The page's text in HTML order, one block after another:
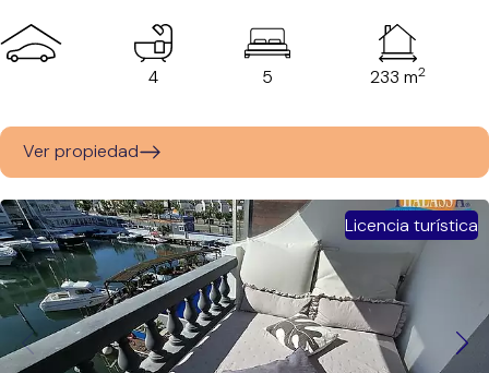
4 5 233 m2
Ver propiedad
Licencia turística